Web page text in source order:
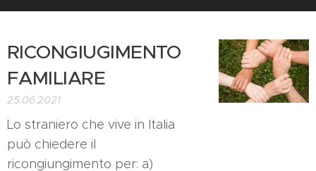
RICONGIUGIMENTO
FAMILIARE
25.06.2021
Lo straniero che vive in Italia
può chiedere il
ricongiungimento per: a)